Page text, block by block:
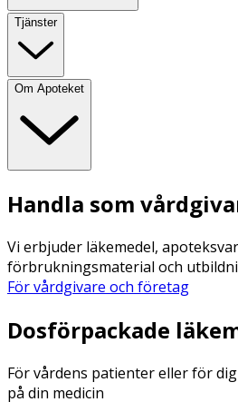
Tjänster
Om Apoteket
Handla som
Vi erbjuder läkemedel,
förbrukningsmaterial och
För vårdgivare och företag
Dosförpackade
För vårdens patienter eller för
på din medicin